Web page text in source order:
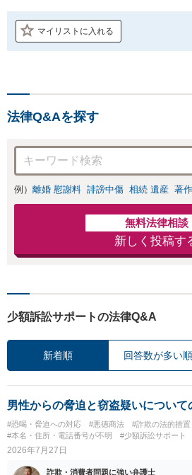
マイリストに入れる
法律Q&Aを探す
例） 離婚 慰謝料 誹謗中傷 相続 遺産 著
無料法律相談
新しく投稿す
少額訴訟サポートの法律Q&A
新着順 回答数が多い順
男性からの脅迫と窃盗疑いについて
#恐喝・脅迫への対応 #悪徳商法
#詐欺の法的措置
#本名・住所・電話番号が不明
#少額訴訟サポート
2026年7月27日
詐欺・消費者問題に強い弁護士